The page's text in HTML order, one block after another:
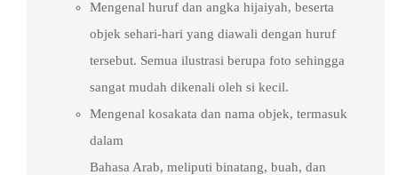
Mengenal huruf dan angka hijaiyah, beserta
objek sehari-hari yang diawali dengan huruf
tersebut. Semua ilustrasi berupa foto sehingga
sangat mudah dikenali oleh si kecil.
Mengenal kosakata dan nama objek, termasuk
dalam
Bahasa Arab, meliputi binatang, buah, dan